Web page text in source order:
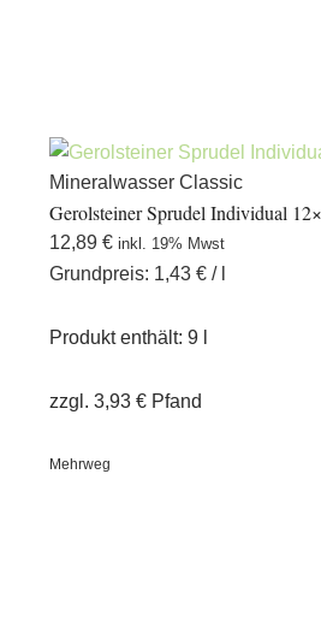
Mineralwasser Classic
Gerolsteiner Sprudel Individual
12,89€ inkl. 19% Mwst
Grundpreis: 1,43€ /
Produkt enthält: 9
zzgl.3,93€ Pfand
Mehrweg